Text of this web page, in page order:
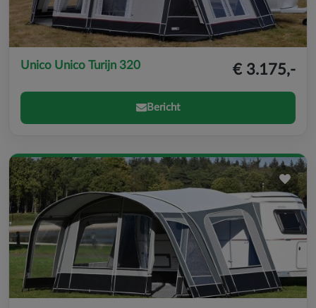
Unico Unico Turijn 320 € 3.175,-
Bericht